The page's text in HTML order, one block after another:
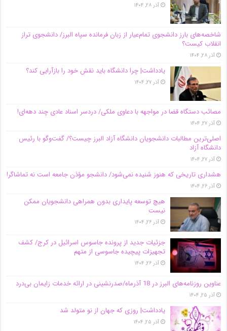
آذر ۲۸, ۱۴۰۴
شاخصه‌های بارز دانشجوی تمام‌عیار از زبان فرمانده سپاه البرز/ دانشجوی تراز
انقلاب کیست؟
آذر ۲۸, ۱۴۰۴
یادداشت| چرا دانشگاه باید نقش خود را بازآرایی کند؟
آذر ۲۷, ۱۴۰۴
مصائب دستگاه قضا در مواجهه با دعاوی ملکی/ دردسر اسناد عادی چند‌ دهه‌ای!
آذر ۲۷, ۱۴۰۴
اصلی‌ترین مطالبات دانشجویان دانشگاه آزاد البرز چیست؟/ گفت‌وگو با رئیس
دانشگاه آز‌اد
آذر ۲۷, ۱۴۰۴
هشداری تاریخی که هنوز شنیده نمی‌شود/ دانشجو مؤذن جامعه است نه تماشاگر!
آذر ۲۶, ۱۴۰۴
هیچ توسعه پایداری بدون همراهی دانشجویان ممکن
نیست
آذر ۲۶, ۱۴۰۴
جزئیات جدید از پرونده جاسوس اسرائیل در کرج/‌ کشف
تجهیزات پیچیده جاسوسی از متهم
آذر ۲۶, ۱۴۰۴
عناوین روزنامه‌های البرز در ‌18 آذرماه/صدرنشینی در ارائه خدمات زایمان بی‌درد
آذر ۲۵, ۱۴۰۴
یادداشت| روزی که جهان از نو متولد شد
آذر ۲۵, ۱۴۰۴